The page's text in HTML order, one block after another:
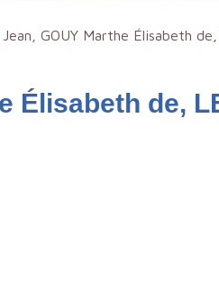
Jean, GOUY Marthe Élisabeth
Élisabeth de,